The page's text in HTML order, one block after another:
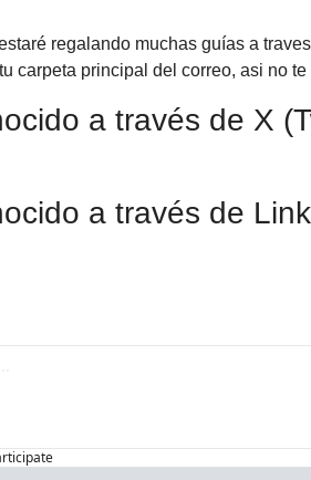
regalando muchas guías a
carpeta principal del correo, asi no
a través de